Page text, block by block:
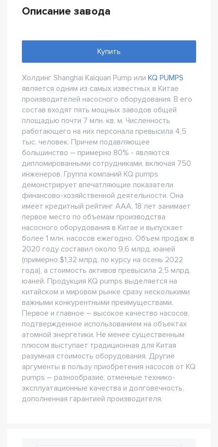
Описание завода
Купить
Холдинг Shanghai Kaiquan Pump или KQ PUMPS
является одним из самых известных в Китае
производителей насосного оборудования. В его
состав входят пять мощных заводов общей
площадью почти 7 млн. кв. м. Численность
работающего на них персонала превысила 4,5
тыс. человек. Причем подавляющее
большинство – примерно 80% - являются
дипломированными сотрудниками, включая 750
инженеров. Группа компаний KQ pumps
демонстрирует впечатляющие показатели
финансово-хозяйственной деятельности. Она
имеет кредитный рейтинг ААА, 18 лет занимает
первое место по объемам производства
насосного оборудования в Китае и выпускает
более 1 млн. насосов ежегодно. Объем продаж в
2020 году составил около 9,6 млрд. юаней
(примерно $1,32 млрд. по курсу на осень 2022
года), а стоимость активов превысила 2,5 млрд.
юаней. Продукция KQ pumps выделяется на
китайском и мировом рынке сразу несколькими
важными конкурентными преимуществами.
Первое и главное – высокое качество насосов,
подтвержденное использованием на объектах
атомной энергетики. Не менее существенным
плюсом выступает традиционная для Китая
разумная стоимость оборудования. Другие
аргументы в пользу приобретения насосов от KQ
pumps – разнообразие, отменные технико-
эксплуатационные качества и долговечность,
дополненная гарантией производителя.